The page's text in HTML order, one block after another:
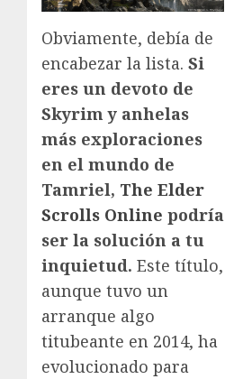
Obviamente, debía de
encabezar la lista. Si
eres un devoto de
Skyrim y anhelas
más exploraciones
en el mundo de
Tamriel, The Elder
Scrolls Online podría
ser la solución a tu
inquietud. Este título,
aunque tuvo un
arranque algo
titubeante en 2014, ha
evolucionado para